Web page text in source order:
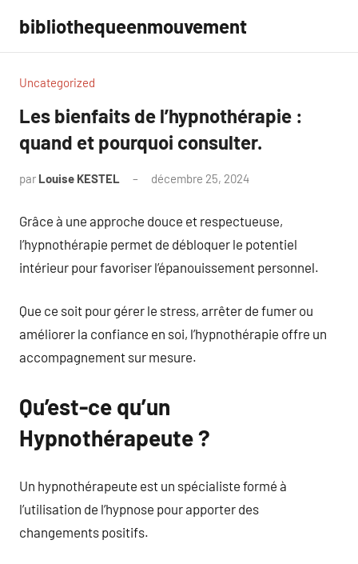
contenu
bibliothequeenmouvement
Uncategorized
Les bienfaits de l’hypnothérapie :
quand et pourquoi consulter.
par Louise KESTEL décembre 25, 2024
Grâce à une approche douce et respectueuse,
l’hypnothérapie permet de débloquer le potentiel
intérieur pour favoriser l’épanouissement personnel.
Que ce soit pour gérer le stress, arrêter de fumer ou
améliorer la confiance en soi, l’hypnothérapie offre un
accompagnement sur mesure.
Qu’est-ce qu’un
Hypnothérapeute ?
Un hypnothérapeute est un spécialiste formé à
l’utilisation de l’hypnose pour apporter des
changements positifs.